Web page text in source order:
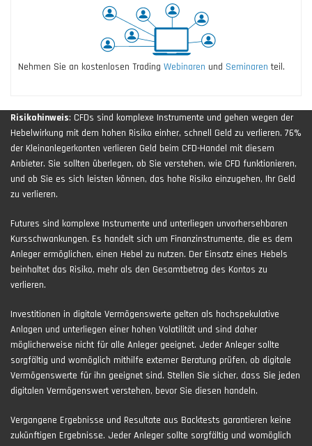
Nehmen Sie an kostenlosen Trading Webinaren und Seminaren teil.
Risikohinweis: CFDs sind komplexe Instrumente und gehen wegen der
Hebelwirkung mit dem hohen Risiko einher, schnell Geld zu verlieren. 76%
der Kleinanlegerkonten verlieren Geld beim CFD-Handel mit diesem
Anbieter. Sie sollten überlegen, ob Sie verstehen, wie CFD funktionieren,
und ob Sie es sich leisten können, das hohe Risiko einzugehen, Ihr Geld
zu verlieren.
Futures sind komplexe Instrumente und unterliegen unvorhersehbaren
Kursschwankungen. Es handelt sich um Finanzinstrumente, die es dem
Anleger ermöglichen, einen Hebel zu nutzen. Der Einsatz eines Hebels
beinhaltet das Risiko, mehr als den Gesamtbetrag des Kontos zu
verlieren.
Investitionen in digitale Vermögenswerte gelten als hochspekulative
Anlagen und unterliegen einer hohen Volatilität und sind daher
möglicherweise nicht für alle Anleger geeignet. Jeder Anleger sollte
sorgfältig und womöglich mithilfe externer Beratung prüfen, ob digitale
Vermögenswerte für ihn geeignet sind. Stellen Sie sicher, dass Sie jeden
digitalen Vermögenswert verstehen, bevor Sie diesen handeln.
Vergangene Ergebnisse und Resultate aus Backtests garantieren keine
zukünftigen Ergebnisse. Jeder Anleger sollte sorgfältig und womöglich